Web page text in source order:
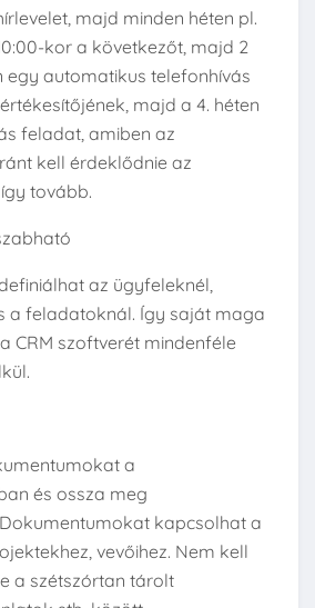
majd minden héten pl.
kor a következőt, majd 2
egy automatikus telefonhívás
majd a 4. héten
feladat, amiben az
kell érdeklődnie az
tovább.
az ügyfeleknél,
a feladatoknál. Így saját maga
CRM szoftverét mindenféle
a
és ossza meg
kapcsolhat a
vevőihez. Nem kell
a szétszórtan tárolt